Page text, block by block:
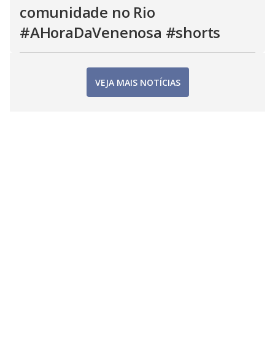
comunidade no Rio
#AHoraDaVenenosa #shorts
VEJA MAIS NOTÍCIAS